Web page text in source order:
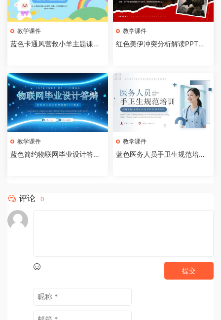
教学课件
蓝色卡通风营救小羊主题课件P
教学课件
红色美伊冲突分析解读PPT模
教学课件
蓝色简约物联网毕业设计答辩P
教学课件
蓝色医务人员手卫生规范培训
评论 0
提交